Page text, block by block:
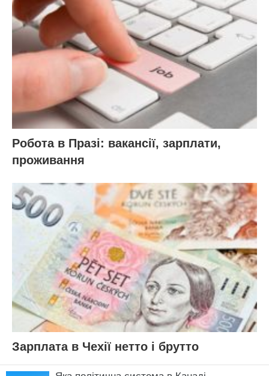
Робота в Празі: вакансії, зарплати,
проживання
Зарплата в Чехії нетто і брутто